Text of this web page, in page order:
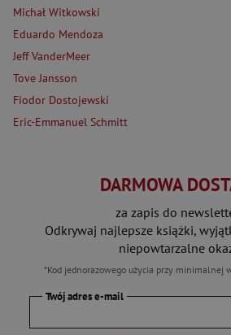
Michał Witkowski
Eduardo Mendoza
Jeff VanderMeer
Tove Jansson
Fiodor Dostojewski
Eric-Emmanuel Schmitt
DARMOWA
za zapis do
Odkrywaj najlepsze książki,
niepowtarzalne
*Kod jednorazowego użycia przy minimalnej
Twój adres e-mail